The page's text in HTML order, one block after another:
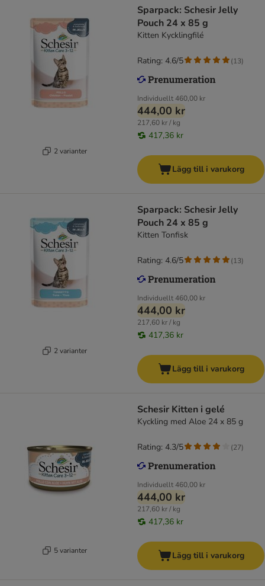
2 varianter
Sparpack: Schesir Jelly
Pouch 24 x 85 g
Kitten Kycklingfilé
Individuellt460,00 kr
444,00 kr
217,60 kr / kg
417,36 kr
Rating: 4.6/5 (13)
Lägg till i varukorg
2 varianter
Sparpack: Schesir Jelly
Pouch 24 x 85 g
Kitten Tonfisk
Individuellt460,00 kr
444,00 kr
217,60 kr / kg
417,36 kr
Rating: 4.6/5 (13)
Lägg till i varukorg
5 varianter
Schesir Kitten i gelé
Kyckling med Aloe 24 x 85 g
Individuellt460,00 kr
444,00 kr
217,60 kr / kg
417,36 kr
Rating: 4.3/5 (27)
Lägg till i varukorg